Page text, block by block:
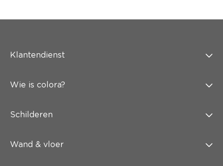
Klantendienst
Wie is colora?
Schilderen
Wand & vloer